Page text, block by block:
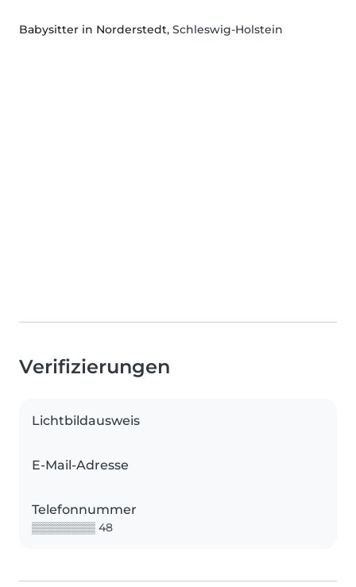
Babysitter in Norderstedt, Schleswig-Holstein
Verifizierungen
Lichtbildausweis
E-Mail-Adresse
Telefonnummer
▒▒▒▒▒▒▒▒ 48